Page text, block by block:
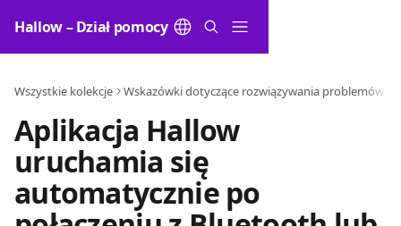
Hallow – Dział pomocy
Wszystkie kolekcje Wskazówki dotyczące rozwiązywania problemów
Aplikacja Hallow
uruchamia się
automatycznie po